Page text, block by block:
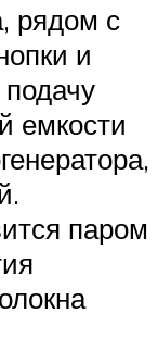
рядом с
и
емкости
паром